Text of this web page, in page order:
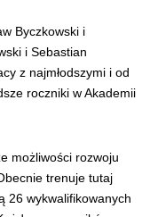
Byczkowski i
i Sebastian
z najmłodszymi i od
roczniki w Akademii
możliwości rozwoju
trenuje tutaj
26 wykwalifikowanych